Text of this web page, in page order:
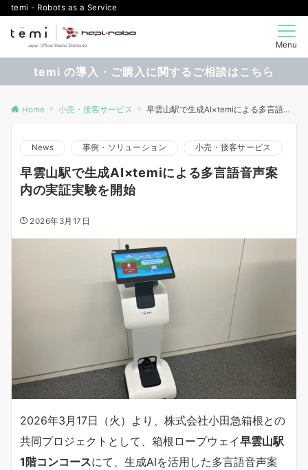
temi - Robots as a Service
Menu
temi の導入・ご購入に関するご相談はこちら
Home 小売・接客サービス 早雲山駅で生成AI×temiによる多言語音声案内の実証実験を開始
News 事例・ソリューション 小売・接客サービス
早雲山駅で生成AI×temiによる多言語音声案
内の実証実験を開始
2026年3月17日
2026年3月17日（火）より、株式会社小田急箱根との
共同プロジェクトとして、箱根ロープウェイ早雲山駅
1階コンコースにて、生成AIを活用した多言語音声案